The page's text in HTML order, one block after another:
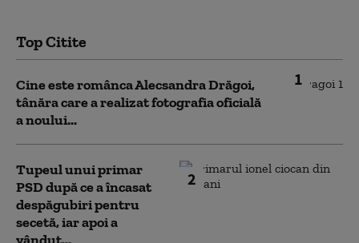
Top Citite
1
Cine este românca Alecsandra Drăgoi,
tânăra care a realizat fotografia oficială
a noului...
2
Tupeul unui primar
PSD după ce a încasat
despăgubiri pentru
secetă, iar apoi a
vândut...